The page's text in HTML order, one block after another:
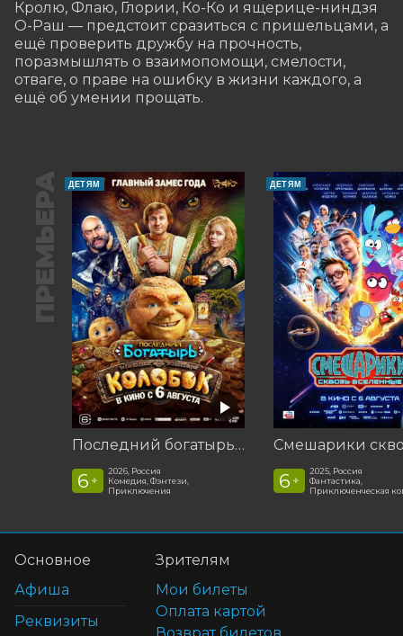
Кролю, Флаю, Глории, Ко-Ко и ящерице-ниндзя
О-Раш — предстоит сразиться с пришельцами, а
ещё проверить дружбу на прочность,
поразмышлять о взаимопомощи, смелости,
отваге, о праве на ошибку в жизни каждого, а
ещё об умении прощать.
ПРЕМЬЕРА ДЕТЯМ
Последний богатырь. Колобок
6 +
2026, Россия
Комедия, Фэнтези,
Приключения
ДЕТЯМ
6 +
2025, Россия
Фантастика,
Приключенческая
Основное
Афиша
Реквизиты
Зрителям
Мои билеты
Оплата картой